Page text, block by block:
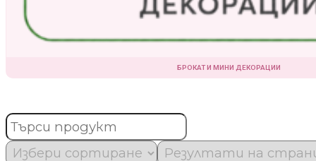
БРОКАТ И МИНИ ДЕКОРАЦИИ